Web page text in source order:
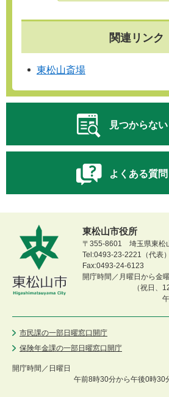
関連リンク
東松山斎場
見つからな
よくある質
東松山市役所
〒355-8601 埼玉県東松
Tel:0493-23-2221（代表）
Fax:0493-24-6123
開庁時間／月曜日から金
（祝日、
市民課の一部日曜窓口開庁
保険年金課の一部日曜窓口開庁
開庁時間／ 日曜日
午前8時30分から午後0時30